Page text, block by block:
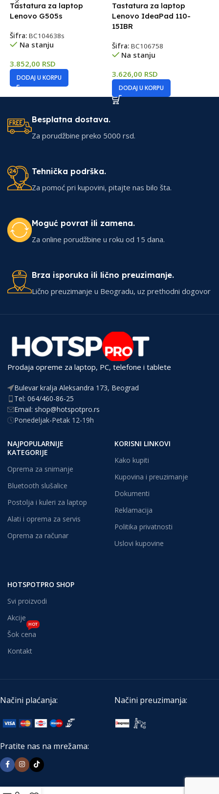
Tastatura za laptop
Lenovo G505s
Šifra: BC104638s
Na stanju
3.852,00 RSD
DODAJ U KORPU
Tastatura za laptop
Lenovo IdeaPad 110-
15IBR
Šifra: BC106758
Na stanju
3.626,00 RSD
DODAJ U KORPU
Besplatna dostava.
Za porudžbine preko 5000 rsd.
Tehnička podrška.
Za pomoć pri kupovini, pitajte nas bilo šta.
Moguć povrat ili zamena.
Za online porudžbine u roku od 15 dana.
Brza isporuka ili lično preuzimanje.
Lično preuzimanje u Beogradu, uz prethodni dogovor
Prodaja opreme za laptop, PC, telefone i tablete
Bulevar kralja Aleksandra 173, Beograd
Tel: 064/460-86-25
Email: shop@hotspotpro.rs
Ponedeljak-Petak 12-19h
NAJPOPULARNIJE
KATEGORIJE
Oprema za snimanje
Bluetooth slušalice
Postolja i kuleri za laptop
Alati i oprema za servis
Oprema za računar
KORISNI LINKOVI
Kako kupiti
Kupovina i preuzimanje
Dokumenti
Reklamacija
Politika privatnosti
Uslovi kupovine
HOTSPOTPRO SHOP
Svi proizvodi
Akcije
Šok cena
HOT
Kontakt
Načini plaćanja: Načini preuzimanja:
Pratite nas na mrežama: